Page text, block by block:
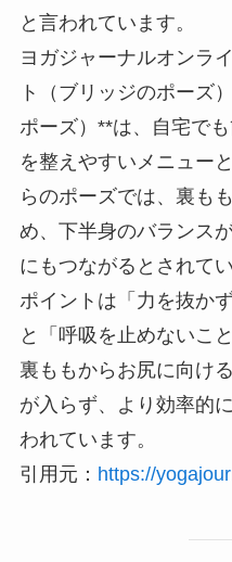
と言われています。
ヨガジャーナルオンラ
ト（ブリッジのポーズ）
ポーズ）**は、自宅で
を整えやすいメニュー
らのポーズでは、裏も
め、下半身のバランス
にもつながるとされてい
ポイントは「力を抜か
と「呼吸を止めないこ
裏ももからお尻に向け
が入らず、より効率的
われています。
引用元： https://